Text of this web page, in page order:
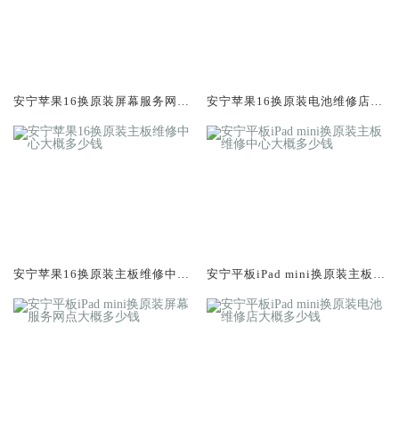
安宁苹果16换原装屏幕服务网点
安宁苹果16换原装电池维修店大
安宁苹果16换原装主板维修中心
安宁平板iPad mini换原装主板维